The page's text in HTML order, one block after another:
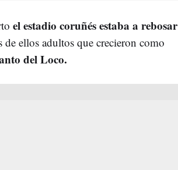
el estadio coruñés estaba a rebosar
de ellos adultos que crecieron como
del Loco.